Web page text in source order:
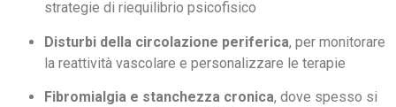
strategie di riequilibrio psicofisico
Disturbi della circolazione periferica, per monitorare
la reattività vascolare e personalizzare le terapie
Fibromialgia e stanchezza cronica, dove spesso si